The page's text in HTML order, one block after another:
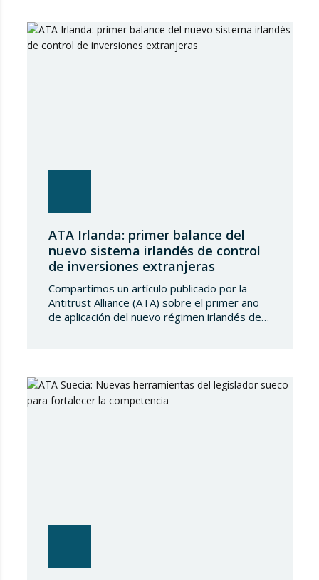
asignadas por los propios hoteles sin
explicar de forma suficientemente clara su
ATA Irlanda: primer balance del
nuevo sistema irlandés de control
de inversiones extranjeras
Compartimos un artículo publicado por la
Antitrust Alliance (ATA) sobre el primer año
de aplicación del nuevo régimen irlandés de
nacional y el orden público mediante la…